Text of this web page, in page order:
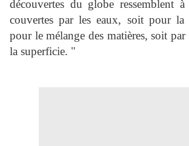
découvertes du globe ressemblent
couvertes par les eaux, soit pour
pour le mélange des matières, soit par
la superficie. "